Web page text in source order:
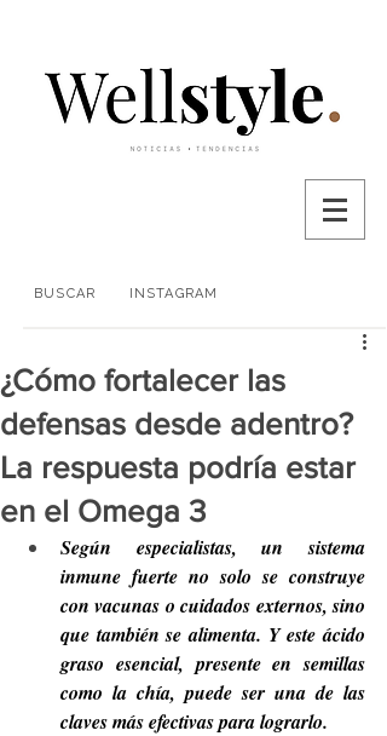
BUSCAR INSTAGRAM
¿Cómo fortalecer las
defensas desde adentro?
La respuesta podría estar
en el Omega 3
Según especialistas, un sistema
inmune fuerte no solo se construye
con vacunas o cuidados externos, sino
que también se alimenta. Y este ácido
graso esencial, presente en semillas
como la chía, puede ser una de las
claves más efectivas para lograrlo.